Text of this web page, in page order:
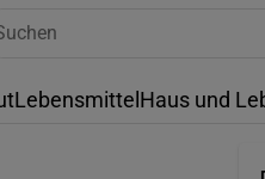
Lebensmittel Haus und